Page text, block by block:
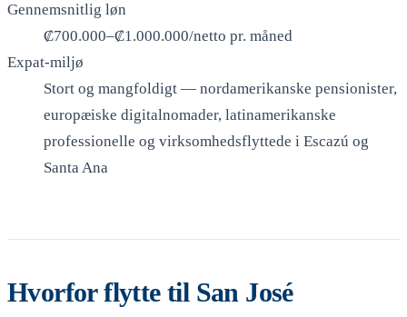
Gennemsnitlig løn
₡700.000–₡1.000.000/netto pr. måned
Expat-miljø
Stort og mangfoldigt — nordamerikanske pensionister,
europæiske digitalnomader, latinamerikanske
professionelle og virksomhedsflyttede i Escazú og
Santa Ana
Hvorfor flytte til San José